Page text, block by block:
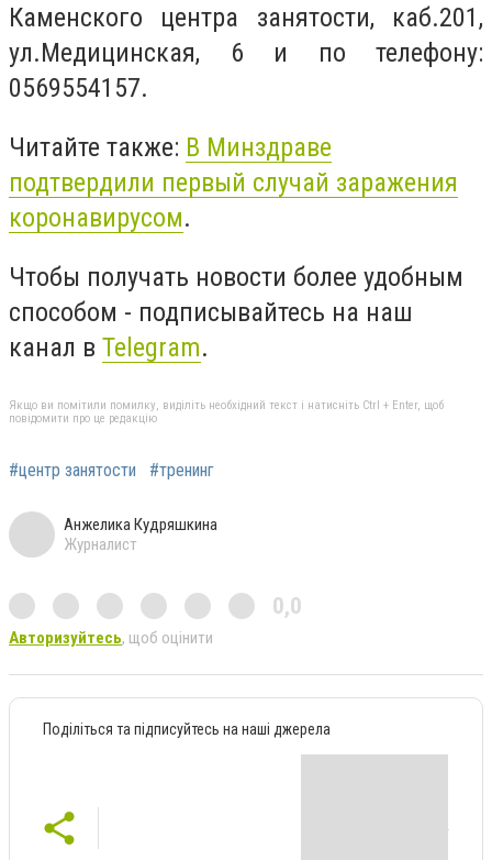
Каменского центра занятости, каб.201,
ул.Медицинская, 6 и по телефону:
0569554157.
Читайте также: В Минздраве
подтвердили первый случай заражения
коронавирусом.
Чтобы получать новости более удобным
способом - подписывайтесь на наш
канал в Telegram.
Якщо ви помітили помилку, виділіть необхідний текст і натисніть Ctrl + Enter, щоб
повідомити про це редакцію
#центр занятости #тренинг
Анжелика Кудряшкина
Журналист
0,0
Авторизуйтесь, щоб оцінити
Поділіться та підписуйтесь на наші джерела